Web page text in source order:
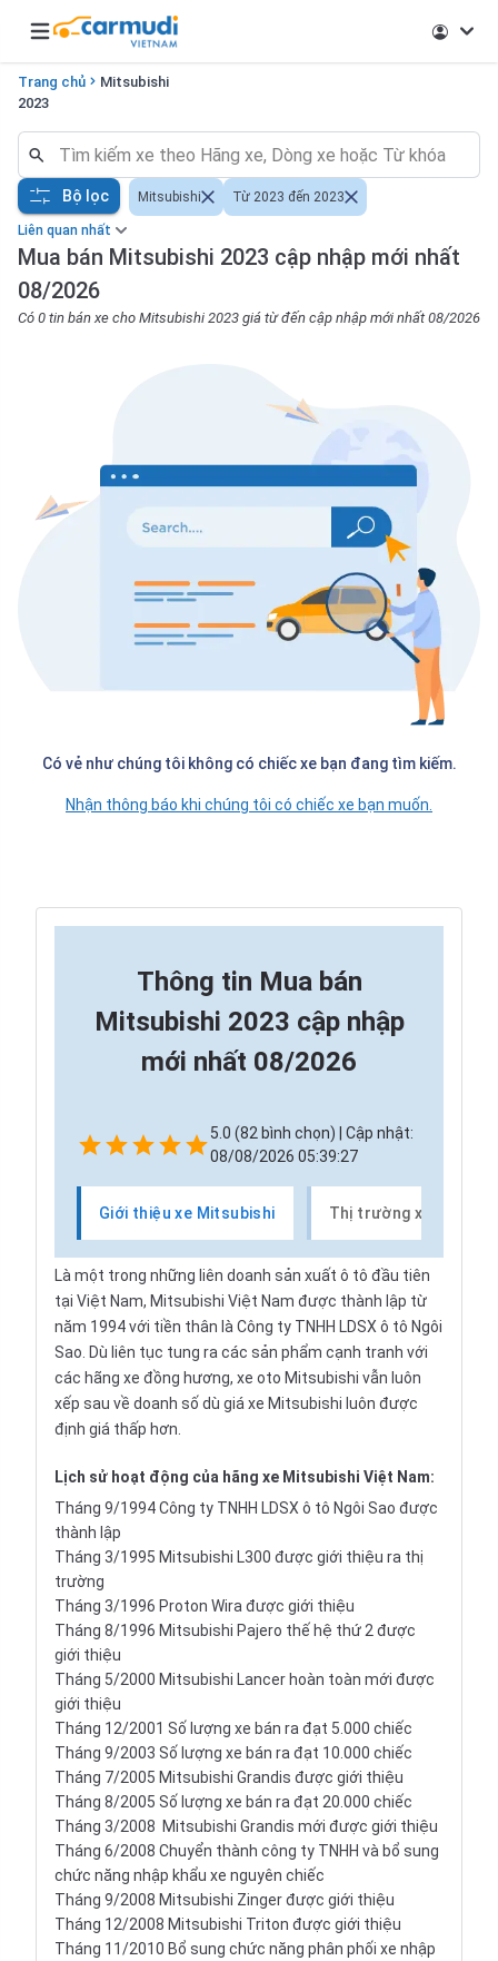
Open main menu
Trang chủ
Mitsubishi
2023
Liên quan nhất
Mua bán Mitsubishi 2023 cập nhập mới nhất
08/2026
Có 0 tin bán xe cho Mitsubishi 2023 giá từ đến cập nhập mới nhất 08/2026
Bộ lọc Mitsubishi Từ 2023 đến 2023
Có vẻ như chúng tôi không có chiếc xe bạn đang tìm kiếm.
Nhận thông báo khi chúng tôi có chiếc xe bạn muốn.
Thông tin Mua bán
Mitsubishi 2023 cập nhập
mới nhất 08/2026
5.0 (82 bình chọn) | Cập nhật:
08/08/2026 05:39:27
Giới thiệu xe Mitsubishi Thị trường xe
Là một trong những liên doanh sản xuất ô tô đầu tiên
tại Việt Nam, Mitsubishi Việt Nam được thành lập từ
năm 1994 với tiền thân là Công ty TNHH LDSX ô tô Ngôi
Sao. Dù liên tục tung ra các sản phẩm cạnh tranh với
các hãng xe đồng hương, xe oto Mitsubishi vẫn luôn
xếp sau về doanh số dù giá xe Mitsubishi luôn được
định giá thấp hơn.
Lịch sử hoạt động của hãng xe Mitsubishi Việt Nam:
Tháng 9/1994 Công ty TNHH LDSX ô tô Ngôi Sao được
thành lập
Tháng 3/1995 Mitsubishi L300 được giới thiệu ra thị
trường
Tháng 3/1996 Proton Wira được giới thiệu
Tháng 8/1996 Mitsubishi Pajero thế hệ thứ 2 được
giới thiệu
Tháng 5/2000 Mitsubishi Lancer hoàn toàn mới được
giới thiệu
Tháng 12/2001 Số lượng xe bán ra đạt 5.000 chiếc
Tháng 9/2003 Số lượng xe bán ra đạt 10.000 chiếc
Tháng 7/2005 Mitsubishi Grandis được giới thiệu
Tháng 8/2005 Số lượng xe bán ra đạt 20.000 chiếc
Tháng 3/2008 Mitsubishi Grandis mới được giới thiệu
Tháng 6/2008 Chuyển thành công ty TNHH và bổ sung
chức năng nhập khẩu xe nguyên chiếc
Tháng 9/2008 Mitsubishi Zinger được giới thiệu
Tháng 12/2008 Mitsubishi Triton được giới thiệu
Tháng 11/2010 Bổ sung chức năng phân phối xe nhập